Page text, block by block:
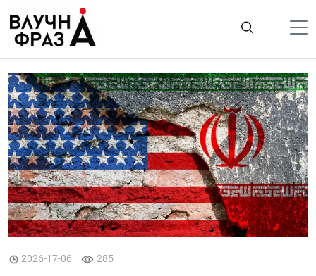
содержимому
Політика
Гроші
Життя
Лайфстайл
ТехноНаука
Людина
Корисності
Ukraine
2026-17-06 285